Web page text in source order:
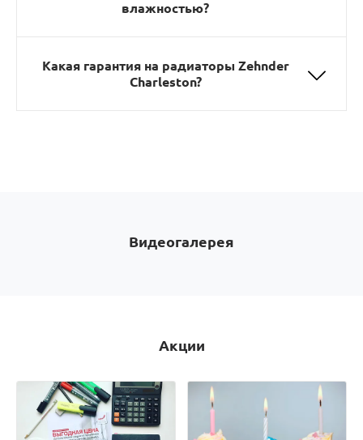
влажностью?
Какая гарантия на радиаторы Zehnder
Charleston?
Видеогалерея
Акции